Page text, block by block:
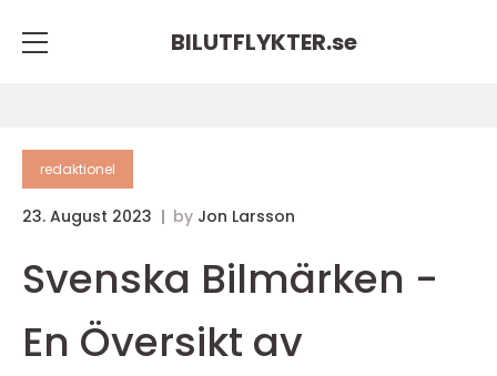
BILUTFLYKTER.se
redaktionel
23. August 2023 by Jon Larsson
Svenska Bilmärken -
En Översikt av